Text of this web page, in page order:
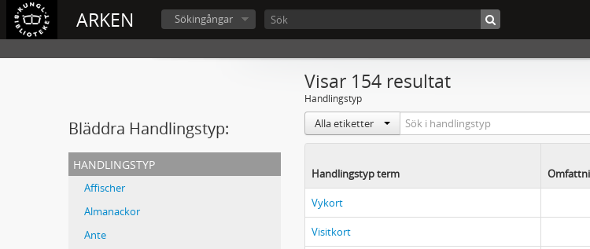
ARKEN Sökingångar
Bläddra Handlingstyp:
handlingstyp
Affischer
Almanackor
Ante
Visar 154 resultat
Handlingstyp
Alla etiketter
Handlingstyp term
Vykort
Visitkort